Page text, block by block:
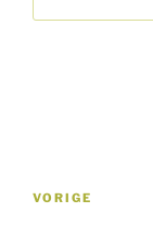
Bericht
Vorig
VORIGE